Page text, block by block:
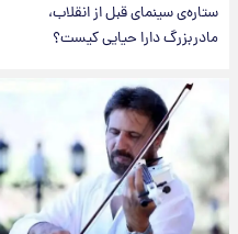
ستاره‌ی سینمای قبل از انقلاب،
مادربزرگ دارا حیایی کیست؟